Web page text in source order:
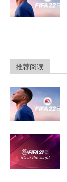
推荐阅读